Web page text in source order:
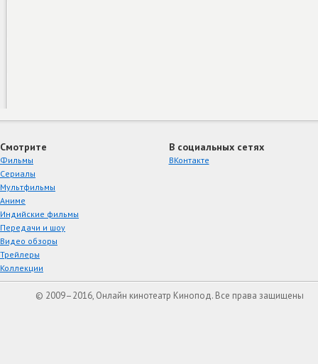
Смотрите
Фильмы
Сериалы
Мультфильмы
Аниме
Индийские фильмы
Передачи и шоу
Видео обзоры
Трейлеры
Коллекции
В социальных сетях
ВКонтакте
© 2009–2016, Онлайн кинотеатр Кинопод. Все права защищены